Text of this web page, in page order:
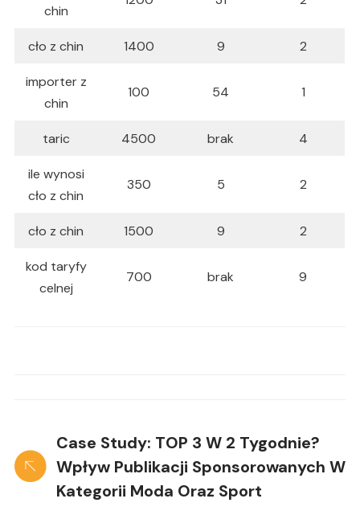
chin
cło z chin 1400 9 2
importer z
chin
100 54 1
taric 4500 brak 4
ile wynosi
cło z chin
350 5 2
cło z chin 1500 9 2
kod taryfy
celnej
700 brak 9
Case Study: TOP 3 W 2 Tygodnie?
Wpływ Publikacji Sponsorowanych W
Kategorii Moda Oraz Sport